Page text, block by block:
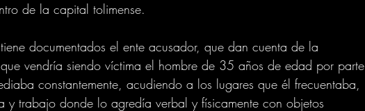
de la capital tolimense.
documentados el ente acusador, que dan cuenta de la
vendría siendo víctima el hombre de 35 años de edad por parte
constantemente, acudiendo a los lugares que él frecuentaba,
y trabajo donde lo agredía verbal y físicamente con objetos